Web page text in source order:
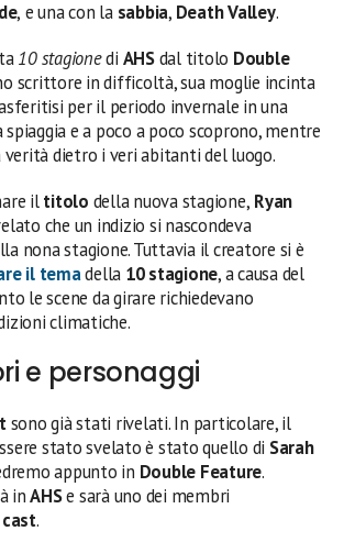
, e una con la sabbia, Death Valley.
10 stagionedi AHSdal titolo Double
scrittore in difficoltà, sua moglie incinta
per il periodo invernale in una
e a poco a poco scoprono, mentre
dietro i veri abitanti del luogo.
iltitolo della nuova stagione, Ryan
che un indizio si nascondeva
nona stagione. Tuttavia il creatore si è
il temadella 10 stagione, a causa del
le scene da girare richiedevano
climatiche.
e personaggi
sono già stati rivelati. In particolare, il
stato svelato è stato quello di Sarah
appunto in Double Feature.
inAHSe sarà uno dei membri
cast.